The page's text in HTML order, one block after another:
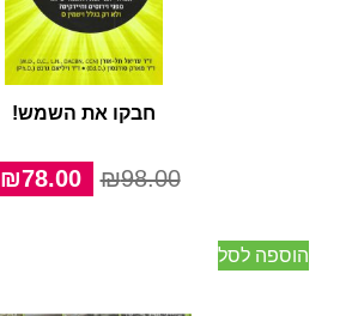
חבקו את השמש!
₪98.00
המחיר
המקורי
₪78.00
הוספה לסל